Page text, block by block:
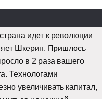
идет к революции
Шкерин. Пришлось
в 2 раза вашего
Технологами
увеличивать капитал,